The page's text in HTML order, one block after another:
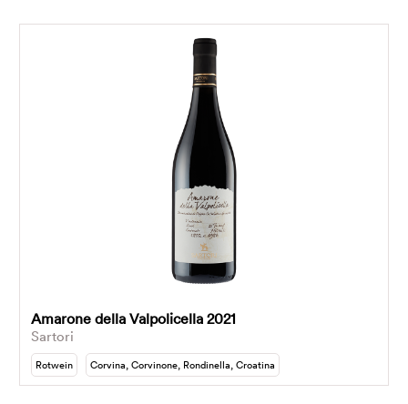
Amarone della Valpolicella 2021
Sartori
Rotwein Corvina, Corvinone, Rondinella, Croatina